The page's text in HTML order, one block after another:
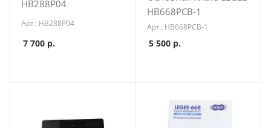
HB288Р04
Арт.: HB288Р04
7 700 р.
HB668PCB-1
Арт.: HB668PCB-1
5 500р.